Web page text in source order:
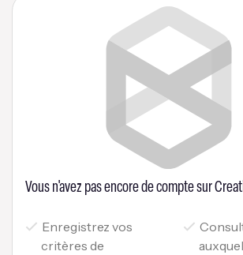
Vous n'avez pas encore de compte sur
Enregistrez vos
critères de